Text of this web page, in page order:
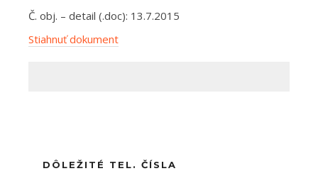
Č. obj. – detail (.doc): 13.7.2015
Stiahnuť dokument
DÔLEŽITÉ TEL. ČÍSLA